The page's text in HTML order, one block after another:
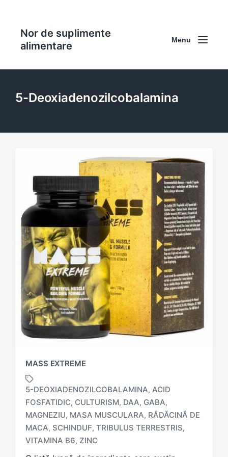
Nor de suplimente
alimentare
Menu
5-Deoxiadenozilcobalamina
MASS EXTREME
T
a
g
5-DEOXIADENOZILCOBALAMINA, ACID
FOSFATIDIC, CULTURISM, DAA, GABA,
MAGNEZIU, MASA MUSCULARA, RĂDĂCINĂ DE
MACA, SCHINDUF, TRIBULUS TERRESTRIS,
VITAMINA B6, ZINC